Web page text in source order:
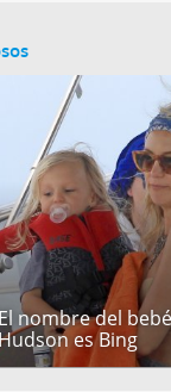
nombre del
es Bing